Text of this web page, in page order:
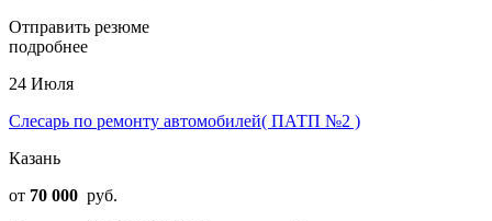
Отправить резюме
подробнее
24 Июля
Слесарь по ремонту автомобилей( ПАТП №2 )
Казань
от 70 000 руб.